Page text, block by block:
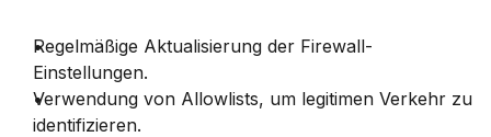
Regelmäßige Aktualisierung der Firewall-
Einstellungen.
Verwendung von Allowlists, um legitimen Verkehr zu
identifizieren.